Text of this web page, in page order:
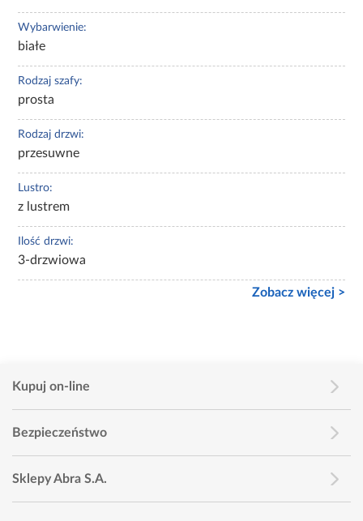
Wybarwienie:
białe
Rodzaj szafy:
prosta
Rodzaj drzwi:
przesuwne
Lustro:
z lustrem
Ilość drzwi:
3-drzwiowa
Zobacz więcej >
Kupuj on-line
Bezpieczeństwo
Sklepy Abra S.A.